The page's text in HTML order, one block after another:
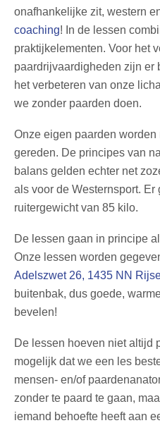
onafhankelijke zit, western
coaching! In de lessen
praktijkelementen. Voor het
paardrijvaardigheden zijn er
het verbeteren van onze
we zonder paarden doen.
Onze eigen paarden worden
gereden. De principes van
balans gelden echter net
als voor de Westernsport. Er
ruitergewicht van 85 kilo.
De lessen gaan in principe
Onze lessen worden
Adelszwet 26, 1435 NN
buitenbak, dus goede,
bevelen!
De lessen hoeven niet altijd
mogelijk dat we een les
mensen- en/of
zonder te paard te gaan,
iemand behoefte heeft aan